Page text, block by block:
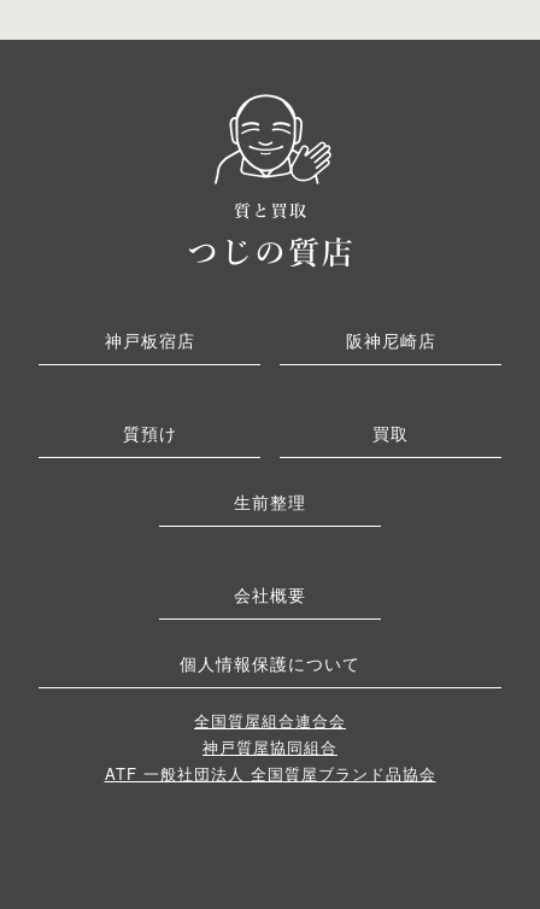
神戸板宿店 阪神尼崎店
質預け 買取
生前整理
会社概要
個人情報保護について
全国質屋組合連合会
神戸質屋協同組合
ATF 一般社団法人 全国質屋ブランド品協会